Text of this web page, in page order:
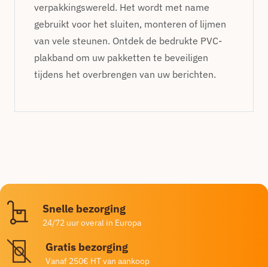
verpakkingswereld. Het wordt met name
gebruikt voor het sluiten, monteren of lijmen
van vele steunen. Ontdek de bedrukte PVC-
plakband om uw pakketten te beveiligen
tijdens het overbrengen van uw berichten.
Snelle bezorging
24/72 uur overal in Europa
Gratis bezorging
Vanaf 250€ HT van aankoop